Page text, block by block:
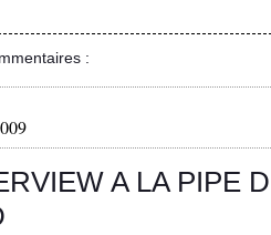
:
A LA PIPE